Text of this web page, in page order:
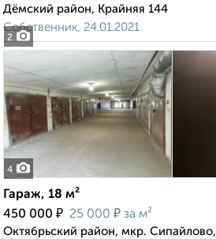
2
Дёмский район, Крайняя 144
Собственник, 24.01.2021
4
Гараж, 18 м²
450 000 ₽ 25 000 ₽ за м²
Октябрьский район, мкр.